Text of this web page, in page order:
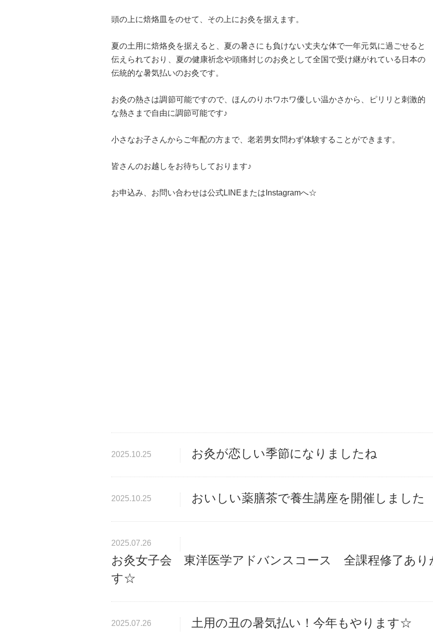
頭の上に焙烙皿をのせて、その上にお灸を据えます。
夏の土用に焙烙灸を据えると、夏の暑さにも負けない丈夫な体で一年元気に過ごせると
伝えられており、夏の健康祈念や頭痛封じのお灸として全国で受け継がれている日本の
伝統的な暑気払いのお灸です。
お灸の熱さは調節可能ですので、ほんのりホワホワ優しい温かさから、ピリリと刺激的
な熱さまで自由に調節可能です♪
小さなお子さんからご年配の方まで、老若男女問わず体験することができます。
皆さんのお越しをお待ちしております♪
お申込み、お問い合わせは公式LINEまたはInstagramへ☆
2025.10.25 お灸が恋しい季節になりましたね
2025.10.25 おいしい薬膳茶で養生講座を開催しました
2025.07.26
お灸女子会 東洋医学アドバンスコース 全課程修了あり
す☆
2025.07.26 土用の丑の暑気払い！今年もやります☆